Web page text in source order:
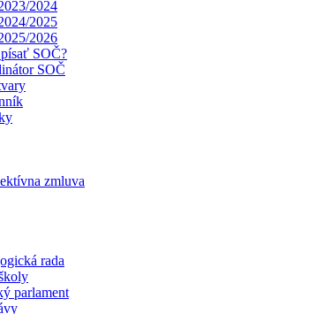
2024
2025
2026
SOČ?
SOČ
zmluva
rada
parlament